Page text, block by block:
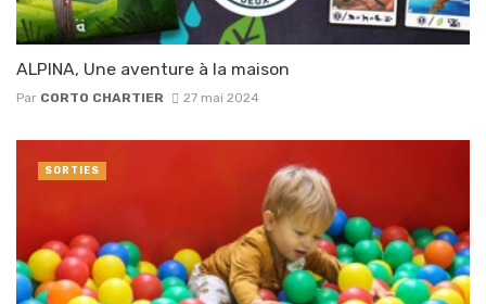
ALPINA, Une aventure à la maison
Par CORTO CHARTIER 27 mai 2024
SORTIES